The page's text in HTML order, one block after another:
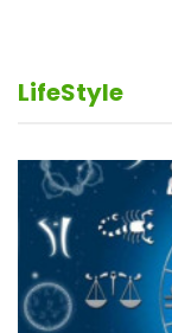
LifeStyle